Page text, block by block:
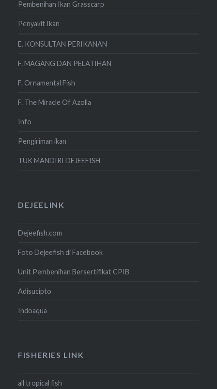
Pembenihan Ikan Grasscarp
Penyakit Ikan
E. KONSULTAN PERIKANAN
F. MAGANG DAN PELATIHAN
F. Ornamental Fish
F. The Miracle Of Azolla
Info
Pengiriman ikan
TUK MANDIRI DEJEEFISH
DEJEELINK
Dejeefish.com
Foto Dejeefish di Facebook
Unit Pembenihan Bersertifikat CPIB
Adisucipto
Indoaqua
FISHERIES LINK
all tropical fish